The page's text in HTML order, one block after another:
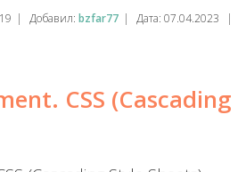
| Добавил: bzfar77 | Дата: 07.04.2023
|
CSS (Cascading